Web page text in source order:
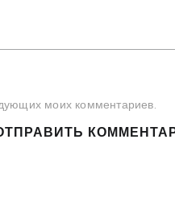
моих комментариев.